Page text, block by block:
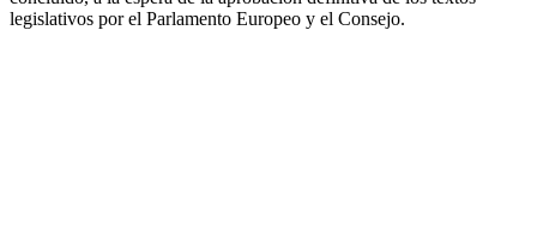
legislativos por el Parlamento Europeo y el Consejo.